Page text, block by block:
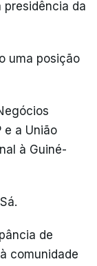
presidência da
uma posição
e a União
à Guiné-
de
comunidade